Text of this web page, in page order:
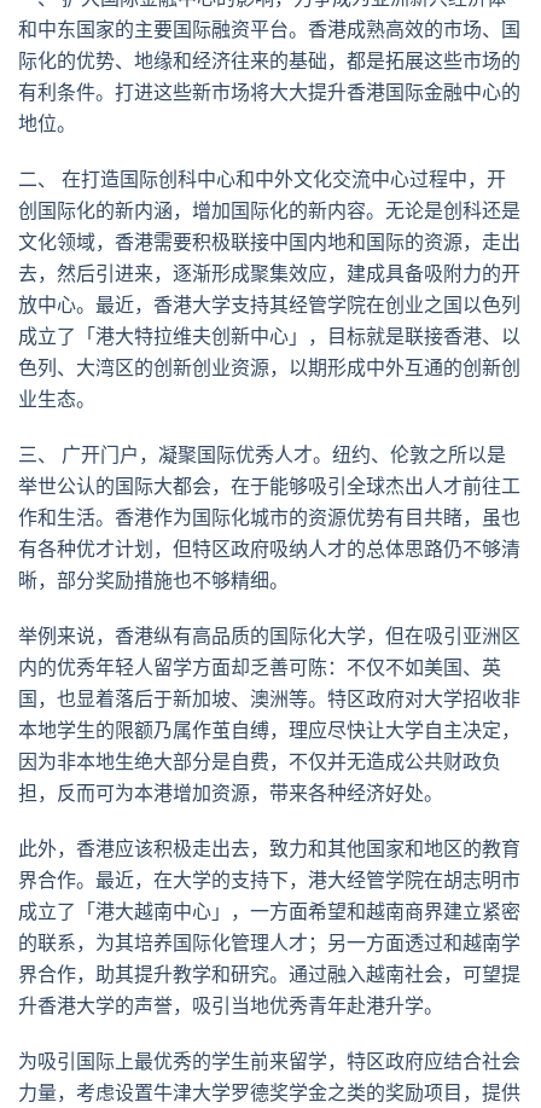
和中东国家的主要国际融资平台。香港成熟高效的市场、国
际化的优势、地缘和经济往来的基础，都是拓展这些市场的
有利条件。打进这些新市场将大大提升香港国际金融中心的
地位。
二、 在打造国际创科中心和中外文化交流中心过程中，开
创国际化的新内涵，增加国际化的新内容。无论是创科还是
文化领域，香港需要积极联接中国内地和国际的资源，走出
去，然后引进来，逐渐形成聚集效应，建成具备吸附力的开
放中心。最近，香港大学支持其经管学院在创业之国以色列
成立了「港大特拉维夫创新中心」，目标就是联接香港、以
色列、大湾区的创新创业资源，以期形成中外互通的创新创
业生态。
三、 广开门户，凝聚国际优秀人才。纽约、伦敦之所以是
举世公认的国际大都会，在于能够吸引全球杰出人才前往工
作和生活。香港作为国际化城市的资源优势有目共睹，虽也
有各种优才计划，但特区政府吸纳人才的总体思路仍不够清
晰，部分奖励措施也不够精细。
举例来说，香港纵有高品质的国际化大学，但在吸引亚洲区
内的优秀年轻人留学方面却乏善可陈：不仅不如美国、英
国，也显着落后于新加坡、澳洲等。特区政府对大学招收非
本地学生的限额乃属作茧自缚，理应尽快让大学自主决定，
因为非本地生绝大部分是自费，不仅并无造成公共财政负
担，反而可为本港增加资源，带来各种经济好处。
此外，香港应该积极走出去，致力和其他国家和地区的教育
界合作。最近，在大学的支持下，港大经管学院在胡志明市
成立了「港大越南中心」，一方面希望和越南商界建立紧密
的联系，为其培养国际化管理人才；另一方面透过和越南学
界合作，助其提升教学和研究。通过融入越南社会，可望提
升香港大学的声誉，吸引当地优秀青年赴港升学。
为吸引国际上最优秀的学生前来留学，特区政府应结合社会
力量，考虑设置牛津大学罗德奖学金之类的奖励项目，提供